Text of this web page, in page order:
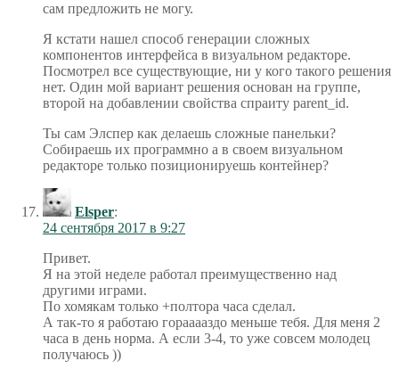
сам предложить не могу.
Я кстати нашел способ генерации сложных
компонентов интерфейса в визуальном редакторе.
Посмотрел все существующие, ни у кого такого решения
нет. Один мой вариант решения основан на группе,
второй на добавлении свойства спраиту parent_id.
Ты сам Элспер как делаешь сложные панельки?
Собираешь их программно а в своем визуальном
редакторе только позиционируешь контейнер?
Elsper:
24 сентября 2017 в 9:27
Привет.
Я на этой неделе работал преимущественно над
другими играми.
По хомякам только +полтора часа сделал.
А так-то я работаю горааааздо меньше тебя. Для меня 2
часа в день норма. А если 3-4, то уже совсем молодец
получаюсь ))